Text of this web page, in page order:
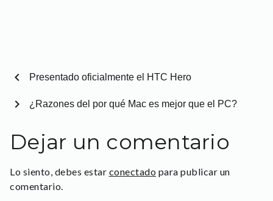
chevron_left Presentado oficialmente el HTC Hero
¿Razones del por qué Mac es mejor que el PC?
chevron_right
Dejar un comentario
Lo siento, debes estar conectado para publicar un
comentario.